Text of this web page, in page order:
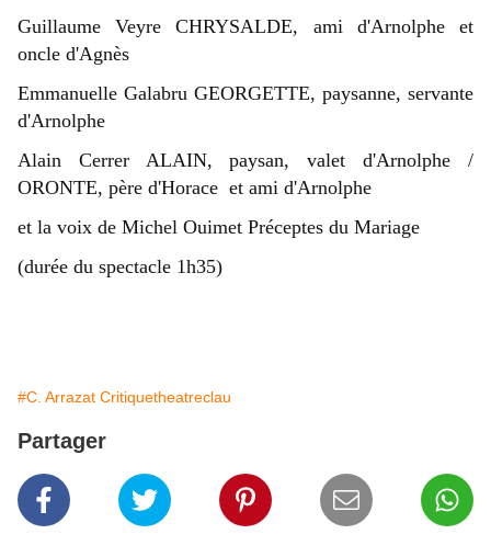
Guillaume Veyre CHRYSALDE, ami d'Arnolphe et
oncle d'Agnès
Emmanuelle Galabru GEORGETTE, paysanne, servante
d'Arnolphe
Alain Cerrer ALAIN, paysan, valet d'Arnolphe /
ORONTE, père d'Horace et ami d'Arnolphe
et la voix de Michel Ouimet Préceptes du Mariage
(durée du spectacle 1h35)
#C. Arrazat Critiquetheatreclau
Partager